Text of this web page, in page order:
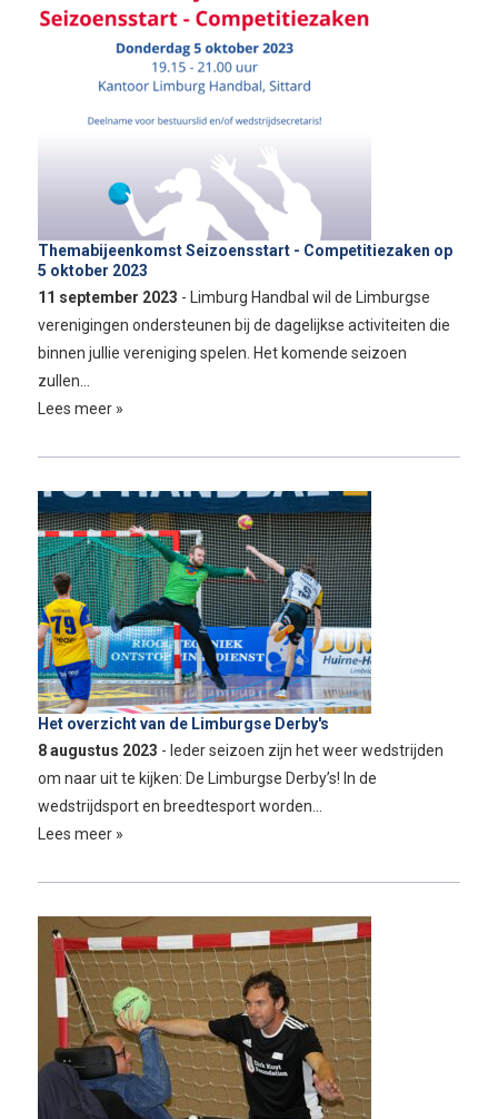
Themabijeenkomst Seizoensstart - Competitiezaken op
5 oktober 2023
11 september 2023 - Limburg Handbal wil de Limburgse
verenigingen ondersteunen bij de dagelijkse activiteiten die
binnen jullie vereniging spelen. Het komende seizoen
zullen…
Lees meer »
Het overzicht van de Limburgse Derby's
8 augustus 2023 - Ieder seizoen zijn het weer wedstrijden
om naar uit te kijken: De Limburgse Derby’s! In de
wedstrijdsport en breedtesport worden…
Lees meer »